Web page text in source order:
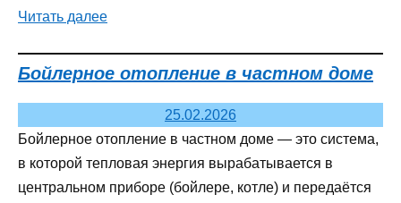
Читать далее
Бойлерное отопление в частном доме
25.02.2026
Бойлерное отопление в частном доме — это система,
в которой тепловая энергия вырабатывается в
центральном приборе (бойлере, котле) и передаётся